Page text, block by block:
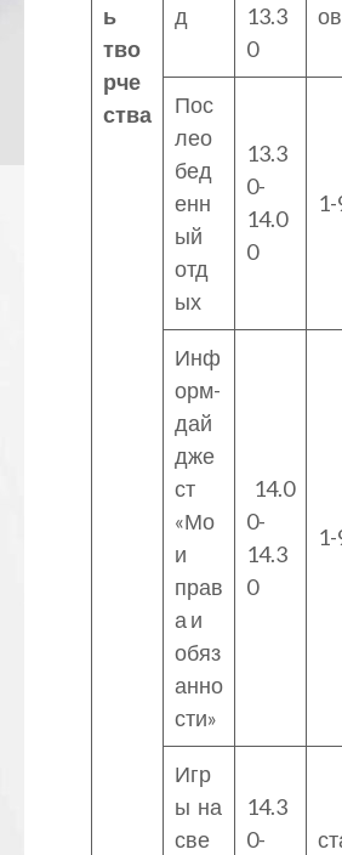
ь
тво
рче
ства
д
13.3
0
Пос
лео
бед
енн
ый
отд
ых
13.3
0-
14.0
0
Инф
орм-
дай
дже
ст
«Мо
и
прав
а и
обяз
анно
сти»
14.0
0-
14.3
0
Игр
ы на
све
14.3
0-